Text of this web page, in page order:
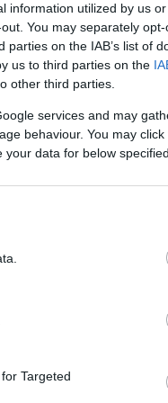
information utilized by us
You may separately
on the IAB’s list of
us to third parties on the
other third parties.
services and may
behaviour. You may
data for below
Targeted
is mutatott. Most
de mégis
olybá tűnik, hogy
a főszereplővel
az előzetesben
és döntsétek el,